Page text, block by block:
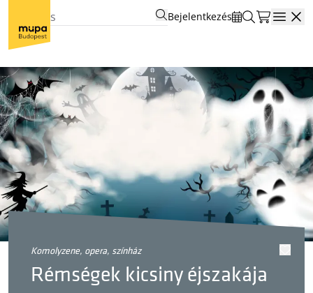
Bejelentkezés
komolyzene, opera, színház
Rémségek kicsiny éjszakája